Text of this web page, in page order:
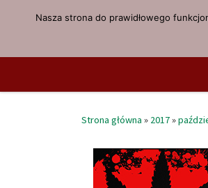
Przejdź do treści
Strona główna » 2017»
Nasza strona do prawidłowego